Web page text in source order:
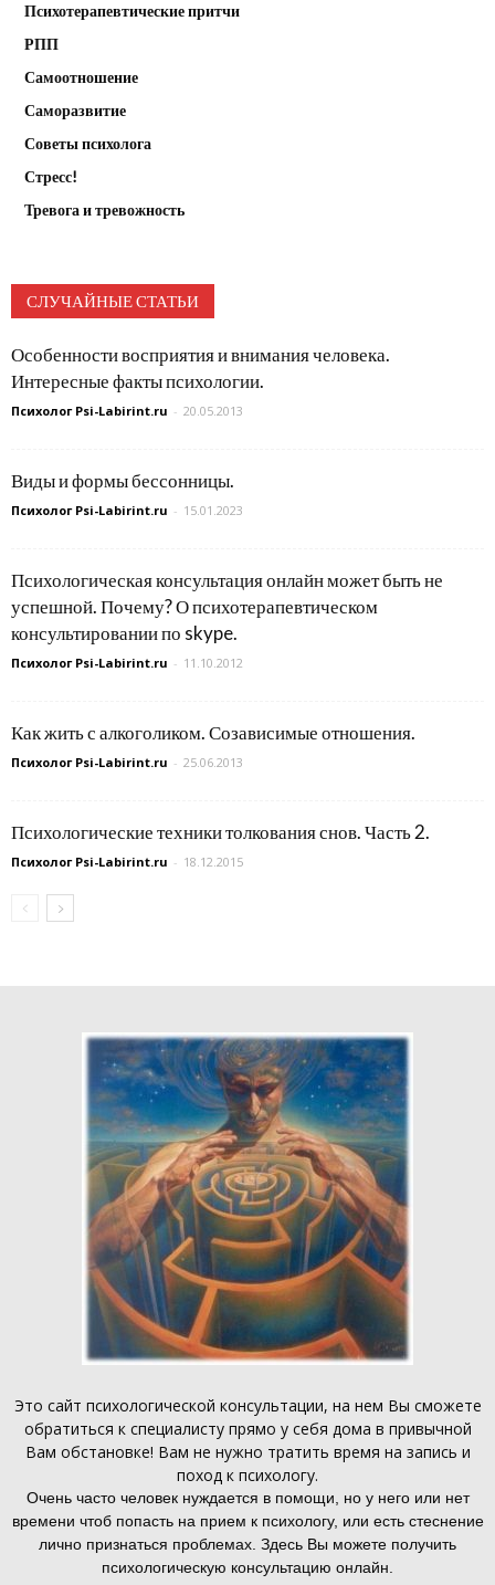
Психотерапевтические притчи
РПП
Самоотношение
Саморазвитие
Советы психолога
Стресс!
Тревога и тревожность
СЛУЧАЙНЫЕ СТАТЬИ
Особенности восприятия и внимания человека.
Интересные факты психологии.
Психолог Psi-Labirint.ru - 20.05.2013
Виды и формы бессонницы.
Психолог Psi-Labirint.ru - 15.01.2023
Психологическая консультация онлайн может быть не
успешной. Почему? О психотерапевтическом
консультировании по skype.
Психолог Psi-Labirint.ru - 11.10.2012
Как жить с алкоголиком. Созависимые отношения.
Психолог Psi-Labirint.ru - 25.06.2013
Психологические техники толкования снов. Часть 2.
Психолог Psi-Labirint.ru - 18.12.2015
Это сайт психологической консультации, на нем Вы сможете
обратиться к специалисту прямо у себя дома в привычной
Вам обстановке! Вам не нужно тратить время на запись и
поход к психологу.
Очень часто человек нуждается в помощи, но у него или нет
времени чтоб попасть на прием к психологу, или есть стеснение
лично признаться проблемах. Здесь Вы можете получить
психологическую консультацию онлайн.